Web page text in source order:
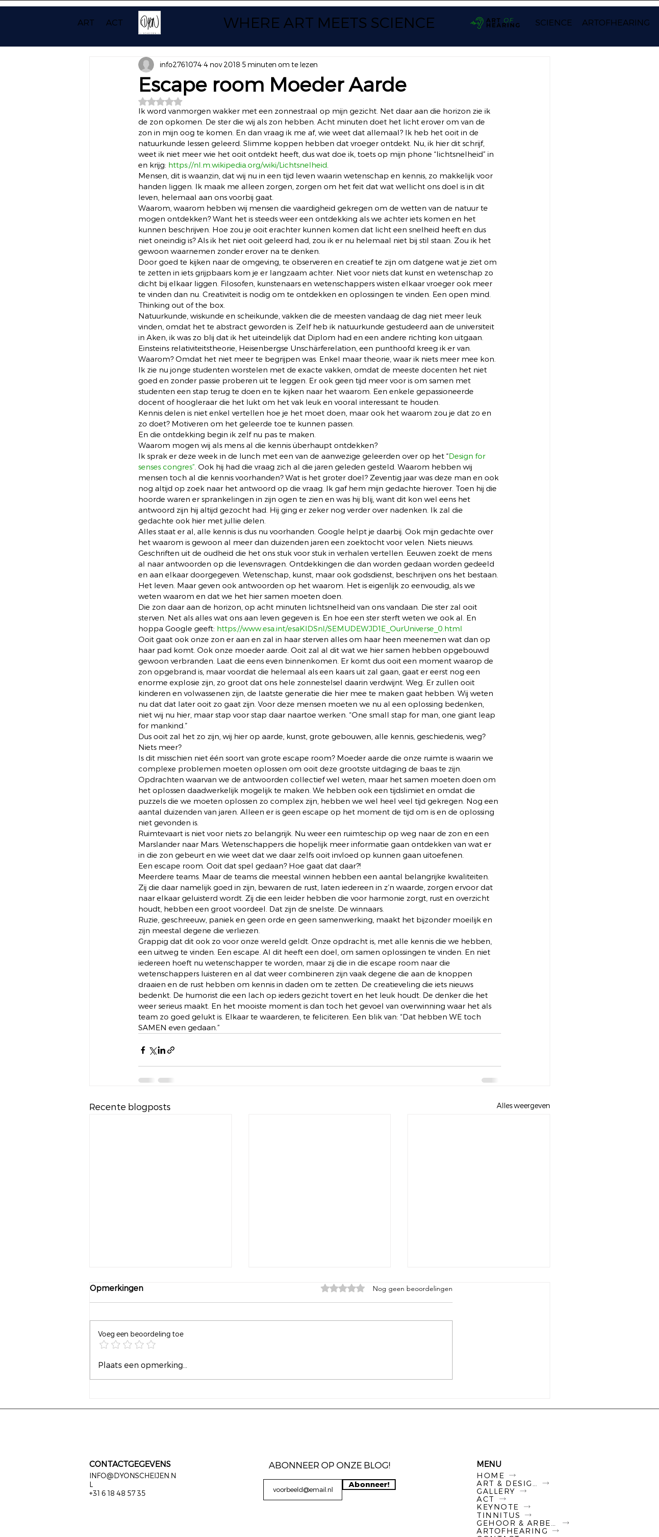
ART ACT WHERE ART MEETS SCIENCE SCIENCE ARTOFHEARING
Escape room Moeder Aarde
info2761074 4 nov 2018 5 minuten om te lezen
Beoordeeld met NaN uit 5 sterren.
Ik word vanmorgen wakker met een zonnestraal op mijn gezicht. Net daar aan die horizon zie ik
de zon opkomen. De ster die wij als zon hebben. Acht minuten doet het licht erover om van de
zon in mijn oog te komen. En dan vraag ik me af, wie weet dat allemaal? Ik heb het ooit in de
natuurkunde lessen geleerd. Slimme koppen hebben dat vroeger ontdekt. Nu, ik hier dit schrijf,
weet ik niet meer wie het ooit ontdekt heeft, dus wat doe ik, toets op mijn phone “lichtsnelheid” in
en krijg: https://nl.m.wikipedia.org/wiki/Lichtsnelheid.
Mensen, dit is waanzin, dat wij nu in een tijd leven waarin wetenschap en kennis, zo makkelijk voor
handen liggen. Ik maak me alleen zorgen, zorgen om het feit dat wat wellicht ons doel is in dit
leven, helemaal aan ons voorbij gaat.
Waarom, waarom hebben wij mensen die vaardigheid gekregen om de wetten van de natuur te
mogen ontdekken? Want het is steeds weer een ontdekking als we achter iets komen en het
kunnen beschrijven. Hoe zou je ooit erachter kunnen komen dat licht een snelheid heeft en dus
niet oneindig is? Als ik het niet ooit geleerd had, zou ik er nu helemaal niet bij stil staan. Zou ik het
gewoon waarnemen zonder erover na te denken.
Door goed te kijken naar de omgeving, te observeren en creatief te zijn om datgene wat je ziet om
te zetten in iets grijpbaars kom je er langzaam achter. Niet voor niets dat kunst en wetenschap zo
dicht bij elkaar liggen. Filosofen, kunstenaars en wetenschappers wisten elkaar vroeger ook meer
te vinden dan nu. Creativiteit is nodig om te ontdekken en oplossingen te vinden. Een open mind.
Thinking out of the box.
Natuurkunde, wiskunde en scheikunde, vakken die de meesten vandaag de dag niet meer leuk
vinden, omdat het te abstract geworden is. Zelf heb ik natuurkunde gestudeerd aan de universiteit
in Aken, ik was zo blij dat ik het uiteindelijk dat Diplom had en een andere richting kon uitgaan.
Einsteins relativiteitstheorie, Heisenbergse Unschärferelation, een punthoofd kreeg ik er van.
Waarom? Omdat het niet meer te begrijpen was. Enkel maar theorie, waar ik niets meer mee kon.
Ik zie nu jonge studenten worstelen met de exacte vakken, omdat de meeste docenten het niet
goed en zonder passie proberen uit te leggen. Er ook geen tijd meer voor is om samen met
studenten een stap terug te doen en te kijken naar het waarom. Een enkele gepassioneerde
docent of hoogleraar die het lukt om het vak leuk en vooral interessant te houden.
Kennis delen is niet enkel vertellen hoe je het moet doen, maar ook het waarom zou je dat zo en
zo doet? Motiveren om het geleerde toe te kunnen passen.
En die ontdekking begin ik zelf nu pas te maken.
Waarom mogen wij als mens al die kennis überhaupt ontdekken?
Ik sprak er deze week in de lunch met een van de aanwezige geleerden over op het “Design for
senses congres”. Ook hij had die vraag zich al die jaren geleden gesteld. Waarom hebben wij
mensen toch al die kennis voorhanden? Wat is het groter doel? Zeventig jaar was deze man en ook
nog altijd op zoek naar het antwoord op die vraag. Ik gaf hem mijn gedachte hierover. Toen hij die
hoorde waren er sprankelingen in zijn ogen te zien en was hij blij, want dit kon wel eens het
antwoord zijn hij altijd gezocht had. Hij ging er zeker nog verder over nadenken. Ik zal die
gedachte ook hier met jullie delen.
Alles staat er al, alle kennis is dus nu voorhanden. Google helpt je daarbij. Ook mijn gedachte over
het waarom is gewoon al meer dan duizenden jaren een zoektocht voor velen. Niets nieuws.
Geschriften uit de oudheid die het ons stuk voor stuk in verhalen vertellen. Eeuwen zoekt de mens
al naar antwoorden op die levensvragen. Ontdekkingen die dan worden gedaan worden gedeeld
en aan elkaar doorgegeven. Wetenschap, kunst, maar ook godsdienst, beschrijven ons het bestaan.
Het leven. Maar geven ook antwoorden op het waarom. Het is eigenlijk zo eenvoudig, als we
weten waarom en dat we het hier samen moeten doen.
Die zon daar aan de horizon, op acht minuten lichtsnelheid van ons vandaan. Die ster zal ooit
sterven. Net als alles wat ons aan leven gegeven is. En hoe een ster sterft weten we ook al. En
hoppa Google geeft: https://www.esa.int/esaKIDSnl/SEMUDEWJD1E_OurUniverse_0.html
Ooit gaat ook onze zon er aan en zal in haar sterven alles om haar heen meenemen wat dan op
haar pad komt. Ook onze moeder aarde. Ooit zal al dit wat we hier samen hebben opgebouwd
gewoon verbranden. Laat die eens even binnenkomen. Er komt dus ooit een moment waarop de
zon opgebrand is, maar voordat die helemaal als een kaars uit zal gaan, gaat er eerst nog een
enorme explosie zijn, zo groot dat ons hele zonnestelsel daarin verdwijnt. Weg. Er zullen ooit
kinderen en volwassenen zijn, de laatste generatie die hier mee te maken gaat hebben. Wij weten
nu dat dat later ooit zo gaat zijn. Voor deze mensen moeten we nu al een oplossing bedenken,
niet wij nu hier, maar stap voor stap daar naartoe werken. “One small stap for man, one giant leap
for mankind.”
Dus ooit zal het zo zijn, wij hier op aarde, kunst, grote gebouwen, alle kennis, geschiedenis, weg?
Niets meer?
Is dit misschien niet één soort van grote escape room? Moeder aarde die onze ruimte is waarin we
complexe problemen moeten oplossen om ooit deze grootste uitdaging de baas te zijn.
Opdrachten waarvan we de antwoorden collectief wel weten, maar het samen moeten doen om
het oplossen daadwerkelijk mogelijk te maken. We hebben ook een tijdslimiet en omdat die
puzzels die we moeten oplossen zo complex zijn, hebben we wel heel veel tijd gekregen. Nog een
aantal duizenden van jaren. Alleen er is geen escape op het moment de tijd om is en de oplossing
niet gevonden is.
Ruimtevaart is niet voor niets zo belangrijk. Nu weer een ruimteschip op weg naar de zon en een
Marslander naar Mars. Wetenschappers die hopelijk meer informatie gaan ontdekken van wat er
in die zon gebeurt en wie weet dat we daar zelfs ooit invloed op kunnen gaan uitoefenen.
Een escape room. Ooit dat spel gedaan? Hoe gaat dat daar?!
Meerdere teams. Maar de teams die meestal winnen hebben een aantal belangrijke kwaliteiten.
Zij die daar namelijk goed in zijn, bewaren de rust, laten iedereen in z’n waarde, zorgen ervoor dat
naar elkaar geluisterd wordt. Zij die een leider hebben die voor harmonie zorgt, rust en overzicht
houdt, hebben een groot voordeel. Dat zijn de snelste. De winnaars.
Ruzie, geschreeuw, paniek en geen orde en geen samenwerking, maakt het bijzonder moeilijk en
zijn meestal degene die verliezen.
Grappig dat dit ook zo voor onze wereld geldt. Onze opdracht is, met alle kennis die we hebben,
een uitweg te vinden. Een escape. Al dit heeft een doel, om samen oplossingen te vinden. En niet
iedereen hoeft nu wetenschapper te worden, maar zij die in die escape room naar die
wetenschappers luisteren en al dat weer combineren zijn vaak degene die aan de knoppen
draaien en de rust hebben om kennis in daden om te zetten. De creatieveling die iets nieuws
bedenkt. De humorist die een lach op ieders gezicht tovert en het leuk houdt. De denker die het
weer serieus maakt. En het mooiste moment is dan toch het gevoel van overwinning waar het als
team zo goed gelukt is. Elkaar te waarderen, te feliciteren. Een blik van: “Dat hebben WE toch
SAMEN even gedaan.”
Recente blogposts Alles weergeven
De aarde van een afstand
“One small step for a man,
one giant leap for
mankind”
Opmerkingen Beoordeeld met 0 uit 5 sterren.
Nog geen beoordelingen
Voeg een beoordeling toe
Plaats een opmerking...
CONTACTGEGEVENS
INFO@DYONSCHEIJEN.N
L
+31 6 18 48 57 35
ABONNEER OP ONZE BLOG!
Abonneer!
MENU
HOME
ART & DESIGN
GALLERY
ACT
KEYNOTE
TINNITUS
GEHOOR & ARBEID
ARTOFHEARING